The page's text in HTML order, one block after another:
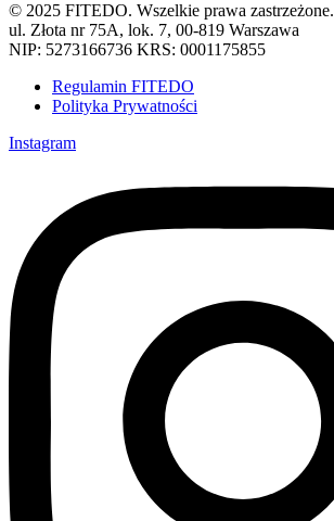
© 2025 FITEDO. Wszelkie prawa zastrzeżone.
ul. Złota nr 75A, lok. 7, 00-819 Warszawa
NIP: 5273166736 KRS: 0001175855
Regulamin FITEDO
Polityka Prywatności
Instagram